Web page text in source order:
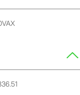
beplenovax
189.50 - 336.51